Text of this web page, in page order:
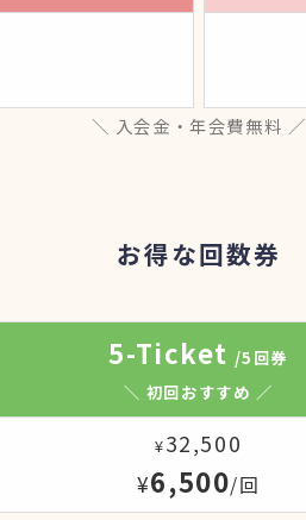
＼ 入会金・年会費無料 ／
お得な回数券
5-Ticket /5回券
＼ 初回おすすめ ／
¥32,500
¥6,500/回